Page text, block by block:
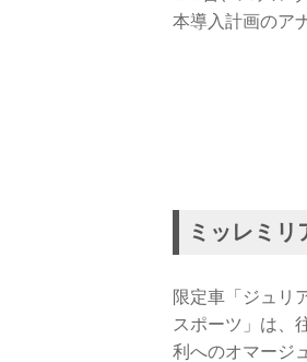
本導入計画のア
ミッレミ
限定車「ジュリ
スポーツ」は、
利へのオマージ